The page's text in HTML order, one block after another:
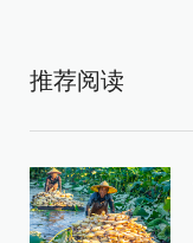
推荐阅读